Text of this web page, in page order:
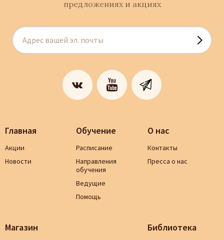
предложениях и акциях
Главная
Акции
Новости
Обучение
Расписание
Направления
обучения
Ведущие
Помощь
О нас
Контакты
Пресса о нас
Магазин Библиотека